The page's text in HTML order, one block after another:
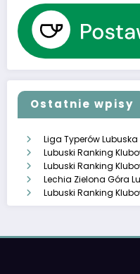
Ostatnie wpisy
Liga Typerów
Lubuski Ranking
Lubuski Ranking
Lechia Zielona Góra
Lubuski Ranking